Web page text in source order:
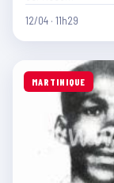
12/04 · 11h29
MARTINIQUE